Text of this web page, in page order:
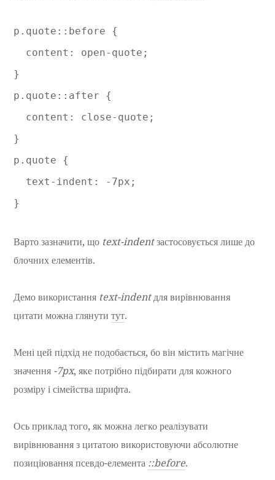
p.quote::before {
  content: open-quote;
}
p.quote::after {
  content: close-quote;
}
p.quote {
  text-indent: -7px;
Варто зазначити, що text-indentзастосовується лише до
блочних елементів.
Демо використання text-indentдля вирівнювання
цитати можна глянутитут.
Мені цей підхід не подобається, бо він містить магічне
значення -7px, яке потрібно підбирати для кожного
розміру і сімейства шрифта.
Ось приклад того, як можна легко реалізувати
вирівнювання з цитатою використовуючи абсолютне
позиціювання псевдо-елемента ::before.